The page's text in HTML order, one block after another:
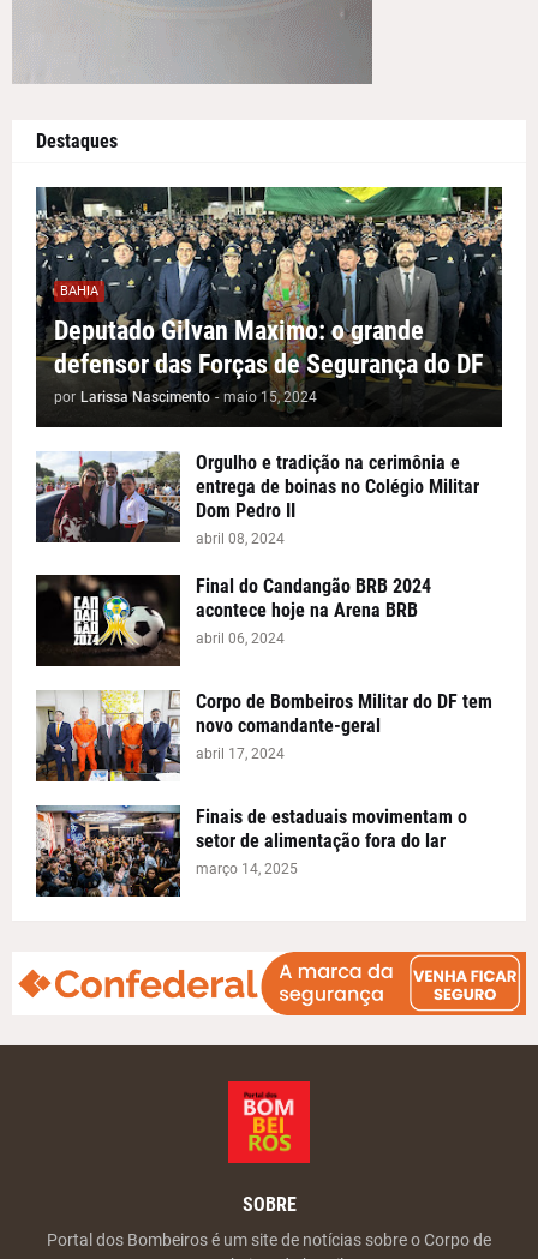
Destaques
BAHIA
Deputado Gilvan Maximo: o grande
defensor das Forças de Segurança do DF
por Larissa Nascimento - maio 15, 2024
Orgulho e tradição na cerimônia e
entrega de boinas no Colégio Militar
Dom Pedro II
abril 08, 2024
Final do Candangão BRB 2024
acontece hoje na Arena BRB
abril 06, 2024
Corpo de Bombeiros Militar do DF tem
novo comandante-geral
abril 17, 2024
Finais de estaduais movimentam o
setor de alimentação fora do lar
março 14, 2025
SOBRE
Portal dos Bombeiros é um site de notícias sobre o Corpo de